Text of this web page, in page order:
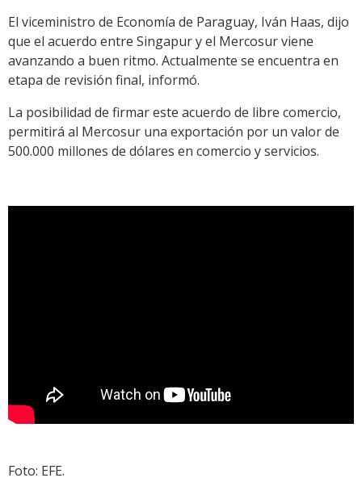
El viceministro de Economía de Paraguay, Iván Haas, dijo
que el acuerdo entre Singapur y el Mercosur viene
avanzando a buen ritmo. Actualmente se encuentra en
etapa de revisión final, informó.
La posibilidad de firmar este acuerdo de libre comercio,
permitirá al Mercosur una exportación por un valor de
500.000 millones de dólares en comercio y servicios.
Foto: EFE.